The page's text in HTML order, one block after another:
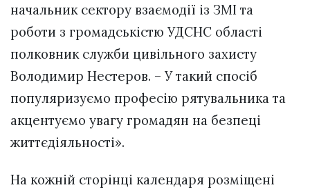
начальник сектору взаємодії із ЗМІ та
роботи з громадськістю УДСНС області
полковник служби цивільного захисту
Володимир Нестеров. – У такий спосіб
популяризуємо професію рятувальника та
акцентуємо увагу громадян на безпеці
життєдіяльності».
На кожній сторінці календаря розміщені